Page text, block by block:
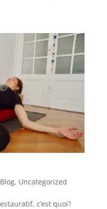
Blog, Uncategorized
c’est quoi?